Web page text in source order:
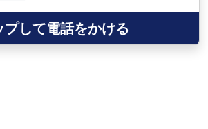
プして電話をかける